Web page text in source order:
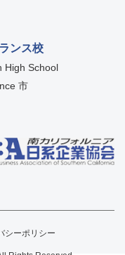
ンス校
High School
市
シーポリシー